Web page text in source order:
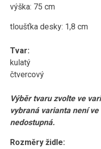
výška: 75 cm
tloušťka desky: 1,8 cm
Tvar:
kulatý
čtvercový
Výběr tvaru zvolte ve
vybraná varianta není
nedostupná.
Rozměry židle: